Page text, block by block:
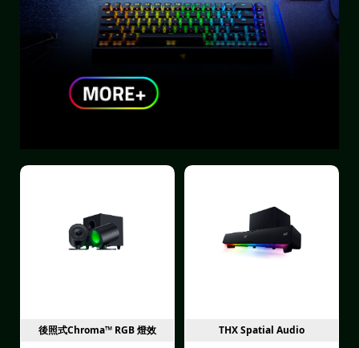
後照式Chroma™ RGB 燈效 THX Spatial Audio